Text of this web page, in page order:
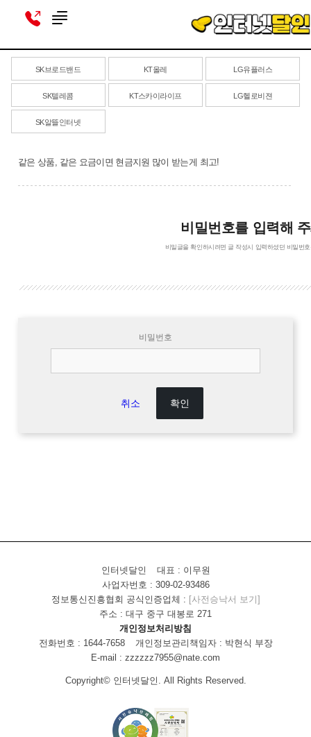
SK브로드밴드 KT올레 LG유플러스
SK텔레콤 KT스카이라이프 LG헬로비젼
SK알뜰인터넷
같은 상품, 같은 요금이면 현금지원 많이 받는게 최고!
비밀번호를 입력해
비밀글을 확인하시려면 글 작성시 입력하셨던 비밀번
비밀번호
취소
인터넷달인
대표 : 이무원
사업자번호 : 309-02-93486
정보통신진흥협회 공식인증업체 : [사전승낙서 보기]
주소 : 대구 중구 대봉로 271
개인정보처리방침
전화번호 : 1644-7658
개인정보관리책임자 : 박현식 부장
E-mail : zzzzzz7955@nate.com
Copyright© 인터넷달인. All Rights Reserved.